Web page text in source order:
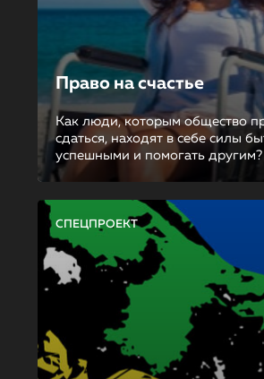
Право на счастье
Как люди, которым общество
сдаться, находят в себе силы
успешными и помогать другим?
СПЕЦПРОЕКТ